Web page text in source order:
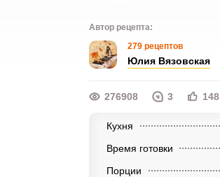
Автор рецепта:
279 рецептов
Юлия Вязовская
276908 3 148
Кухня
Время готовки
Порции